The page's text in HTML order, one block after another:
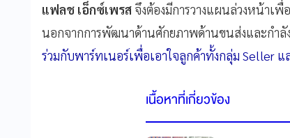
แฟลช เอ็กซ์เพรส จึงต้องมีการวางแผนล่วงหน้าเพื่
นอกจากการพัฒนาด้านศักยภาพด้านขนส่งและกำ
ร่วมกับพาร์ทเนอร์เพื่อเอาใจลูกค้าทั้งกลุ่ม Seller
เนื้อหาที่เกี่ยวข้อง